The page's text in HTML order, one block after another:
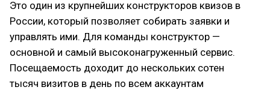
Это один из крупнейших конструкторов квизов в
России, который позволяет собирать заявки и
управлять ими. Для команды конструктор —
основной и самый высоконагруженный сервис.
Посещаемость доходит до нескольких сотен
тысяч визитов в день по всем аккаунтам